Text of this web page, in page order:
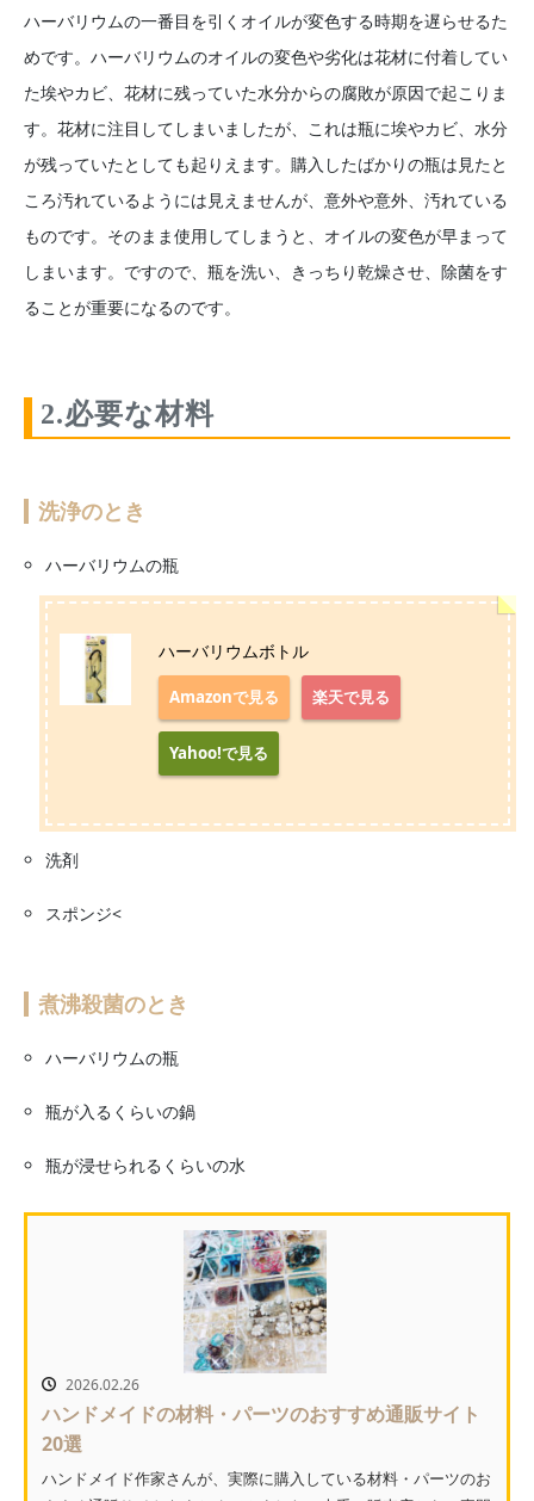
ハーバリウムの一番目を引くオイルが変色する時期を遅らせるた
めです。ハーバリウムのオイルの変色や劣化は花材に付着してい
た埃やカビ、花材に残っていた水分からの腐敗が原因で起こりま
す。花材に注目してしまいましたが、これは瓶に埃やカビ、水分
が残っていたとしても起りえます。購入したばかりの瓶は見たと
ころ汚れているようには見えませんが、意外や意外、汚れている
ものです。そのまま使用してしまうと、オイルの変色が早まって
しまいます。ですので、瓶を洗い、きっちり乾燥させ、除菌をす
ることが重要になるのです。
2.必要な材料
洗浄のとき
ハーバリウムの瓶
ハーバリウムボトル
Amazonで見る 楽天で見る
Yahoo!で見る
洗剤
スポンジ<
煮沸殺菌のとき
ハーバリウムの瓶
瓶が入るくらいの鍋
瓶が浸せられるくらいの水
2026.02.26
ハンドメイドの材料・パーツのおすすめ通販サイト
20選
ハンドメイド作家さんが、実際に購入している材料・パーツのお